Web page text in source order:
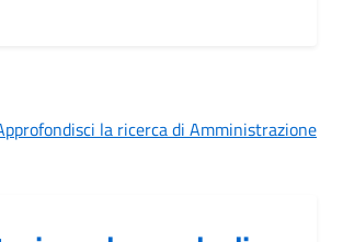
la ricerca di Amministrazione